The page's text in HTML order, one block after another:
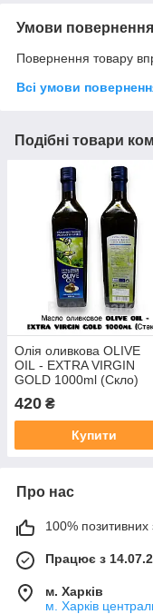
Умови повернення
Повернення товару
Всі умови
Подібні товари
Олія оливкова OLIVE
OIL - EXTRA VIRGIN
GOLD 1000ml (Скло)
420 ₴
Купити
Про нас
100% позитивних
Працює з
м. Харків
м. Харків